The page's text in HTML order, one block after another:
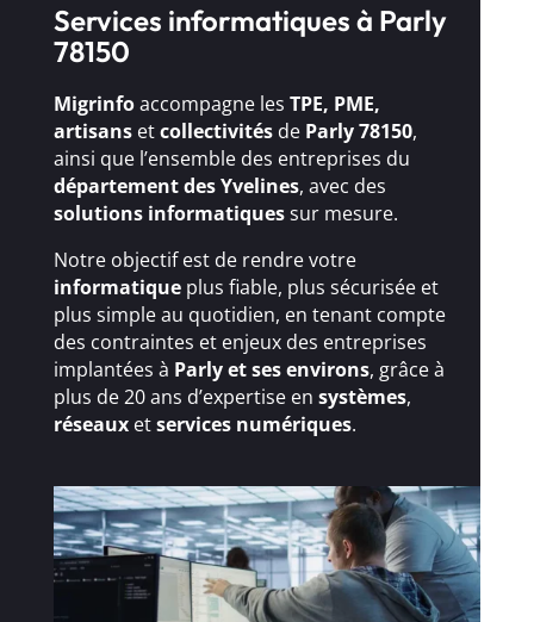
Services informatiques à Parly
78150
Migrinfoaccompagne les TPE, PME,
artisansetcollectivitésde Parly 78150,
ainsi que l’ensemble des entreprises du
département des Yvelines, avec des
solutions informatiquessur mesure.
Notre objectif est de rendre votre
informatiqueplus fiable, plus sécurisée et
plus simple au quotidien, en tenant compte
des contraintes et enjeux des entreprises
implantées à Parly et ses environs, grâce à
plus de 20 ans d’expertise en systèmes,
réseauxetservices numériques.